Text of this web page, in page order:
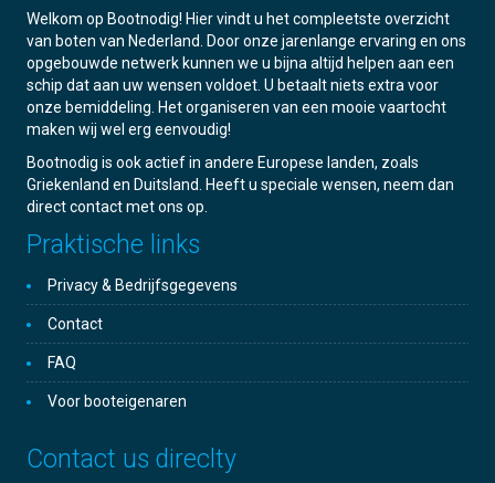
Welkom op Bootnodig! Hier vindt u het compleetste overzicht
van boten van Nederland. Door onze jarenlange ervaring en ons
opgebouwde netwerk kunnen we u bijna altijd helpen aan een
schip dat aan uw wensen voldoet. U betaalt niets extra voor
onze bemiddeling. Het organiseren van een mooie vaartocht
maken wij wel erg eenvoudig!
Bootnodig is ook actief in andere Europese landen, zoals
Griekenland en Duitsland. Heeft u speciale wensen, neem dan
direct contact met ons op.
Praktische links
Privacy & Bedrijfsgegevens
Contact
FAQ
Voor booteigenaren
Contact us direclty